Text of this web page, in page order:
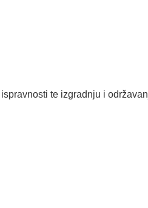
te izgradnju i